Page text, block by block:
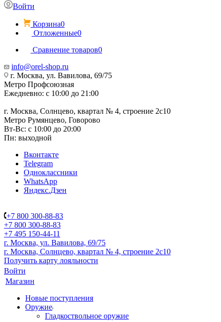
Войти
Корзина0
Отложенные0
Сравнение товаров0
info@orel-shop.ru
г. Москва, ул. Вавилова, 69/75
Метро Профсоюзная
Ежедневно: с 10:00 до 21:00
г. Москва, Солнцево, квартал № 4, строение 2с10
Метро Румянцево, Говорово
Вт-Вс: с 10:00 до 20:00
Пн: выходной
Вконтакте
Telegram
Одноклассники
WhatsApp
Яндекс.Дзен
+7 800 300-88-83
+7 800 300-88-83
+7 495 150-44-11
г. Москва, ул. Вавилова, 69/75
г. Москва, Солнцево, квартал № 4, строение 2с10
Получить карту лояльности
Войти
Магазин
Новые поступления
Оружие
Гладкоствольное оружие